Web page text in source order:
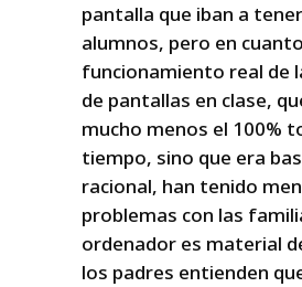
pantalla que iban a
alumnos, pero en
funcionamiento real de
de pantallas en clase,
mucho menos el 100%
tiempo, sino que era
racional, han tenido
problemas con las
ordenador es material
los padres entienden